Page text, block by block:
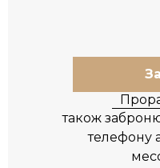
також
телефону